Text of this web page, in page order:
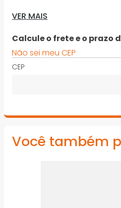
· Indicada para organizar,
ferramentas, peças e
*Imagens meramente
VER MAIS
Calcule o frete e o prazo
Não sei meu CEP
CEP
Você também